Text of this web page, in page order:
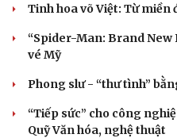
Tinh hoa võ Việt: Từ miền
“Spider-Man: Brand New
vé Mỹ
Phong slư - “thư tình”
“Tiếp sức” cho công
Quỹ Văn hóa, nghệ thuật